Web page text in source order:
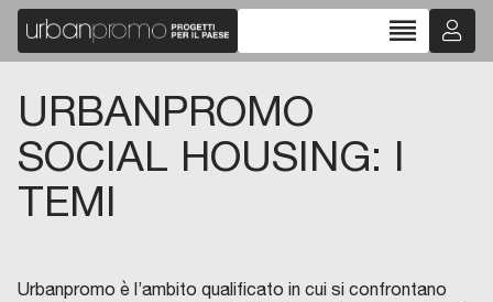
reorder
URBANPROMO
SOCIAL HOUSING: I
TEMI
Urbanpromo è l’ambito qualificato in cui si confrontano